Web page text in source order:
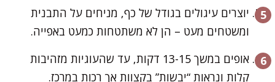
יוצרים עיגולים בגודל של כף, מניחים על התבנית
ומשטחים מעט – הן לא משתטחות כמעט באפייה.
אופים במשך 13-15 דקות, עד שהעוגיות מזהיבות
קלות ונראות “יבשות” בקצוות אך רכות במרכז.